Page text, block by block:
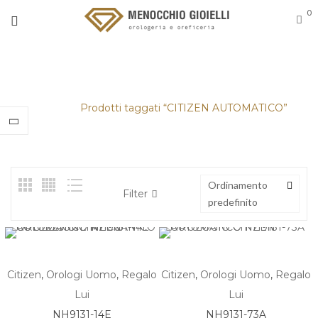
0
Prodotti taggati “CITIZEN AUTOMATICO”
Filter
Ordinamento
predefinito
Citizen, Orologi Uomo, Regalo
Lui
NH9131-14E
Citizen, Orologi Uomo, Regalo
Lui
NH9131-73A